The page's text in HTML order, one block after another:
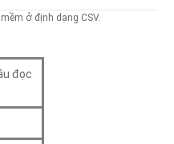
ở định dạng CSV.
đọc